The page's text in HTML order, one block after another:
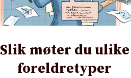
Slik møter du ulike
foreldretyper